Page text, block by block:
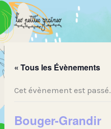
Aller
au
contenu
« Tous les Évènements
Cet évènement est passé.
Bouger-Grandir